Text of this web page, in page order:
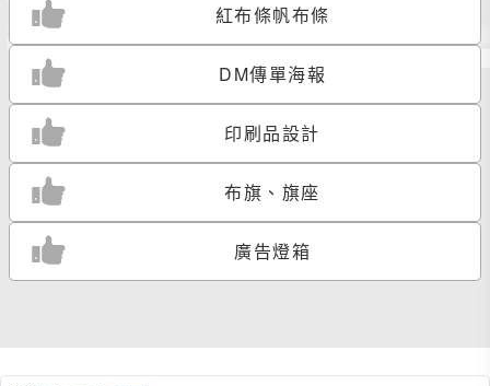
紅布條帆布條
DM傳單海報
印刷品設計
布旗、旗座
廣告燈箱